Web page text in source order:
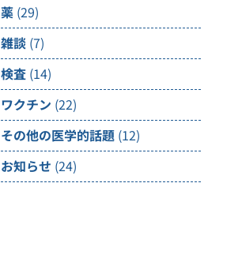
薬 (29)
雑談 (7)
検査 (14)
ワクチン (22)
その他の医学的話題 (12)
お知らせ (24)